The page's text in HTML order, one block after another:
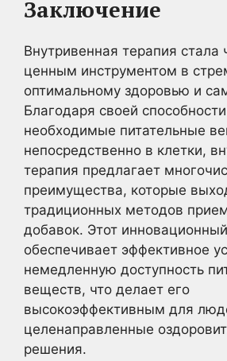
Заключение
Внутривенная терапия стала
ценным инструментом в
оптимальному здоровью и
Благодаря своей
необходимые питательные
непосредственно в клетки,
терапия предлагает
преимущества, которые
традиционных методов
добавок. Этот
обеспечивает эффективное
немедленную доступность
веществ, что делает его
высокоэффективным для
целенаправленные
решения.